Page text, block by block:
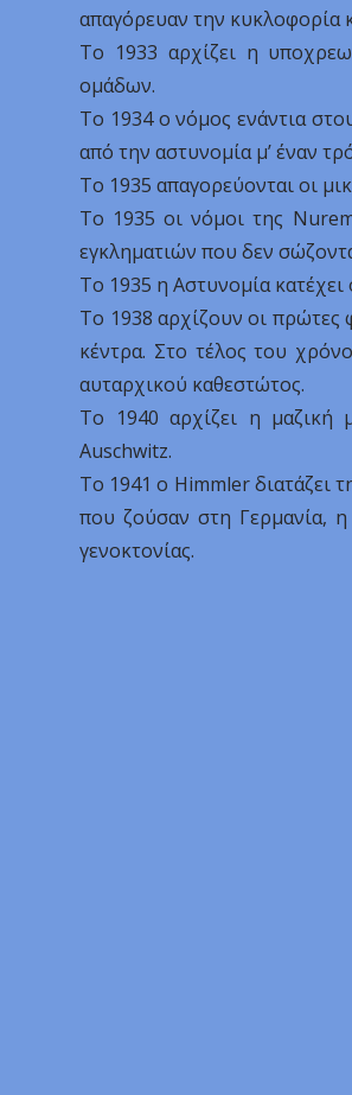
απαγόρευαν την κυκλοφορία
Το 1933 αρχίζει η
ομάδων.
Το 1934 ο νόμος ενάντια
από την αστυνομία μ’ έναν
Το 1935 απαγορεύονται οι
Το 1935 οι νόμοι της
εγκληματιών που δεν
Το 1935 η Αστυνομία κατέχει
Το 1938 αρχίζουν οι πρώτες
κέντρα. Στο τέλος του
αυταρχικού καθεστώτος.
Το 1940 αρχίζει η μαζική
Auschwitz.
Το 1941 ο Himmler διατάζει
που ζούσαν στη Γερμανία,
γενοκτονίας.